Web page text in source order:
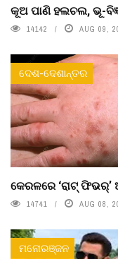
କୂଅ ପାଣି ହଲଚଲ, ଭୂ-
14142 AUG 09,
ଦେଶ-ଦେଶାନ୍ତର
କେରଳରେ ‘ରାଟ୍
14741 AUG 08,
ମନୋରଞ୍ଜନ